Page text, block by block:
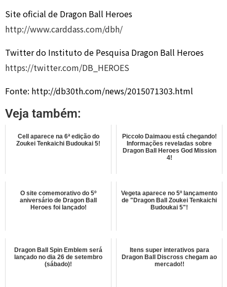
Site oficial de Dragon Ball Heroes
http://www.carddass.com/dbh/
Twitter do Instituto de Pesquisa Dragon Ball Heroes
https://twitter.com/DB_HEROES
Fonte: http://db30th.com/news/2015071303.html
Veja também:
Cell aparece na 6ª edição do
Zoukei Tenkaichi Budoukai 5!
Piccolo Daimaou está chegando!
Informações reveladas sobre
Dragon Ball Heroes God Mission
4!
O site comemorativo do 5º
aniversário de Dragon Ball
Heroes foi lançado!
Vegeta aparece no 5º lançamento
de "Dragon Ball Zoukei Tenkaichi
Budoukai 5"!
Dragon Ball Spin Emblem será
lançado no dia 26 de setembro
(sábado)!
Itens super interativos para
Dragon Ball Discross chegam ao
mercado!!